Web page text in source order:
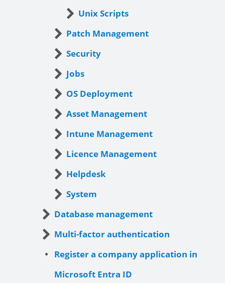
Unix Scripts
Patch Management
Security
Jobs
OS Deployment
Asset Management
Intune Management
Licence Management
Helpdesk
System
Database management
Multi-factor authentication
Register a company application in
Microsoft Entra ID